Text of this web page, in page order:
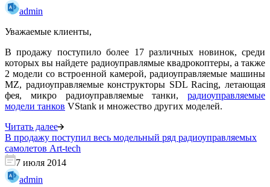
admin
Уважаемые клиенты,
В продажу поступило более 17 различных новинок, среди
которых вы найдете радиоуправлямые квадрокоптеры, а также
2 модели со встроенной камерой, радиоуправляемые машины
MZ, радиоуправляемые конструкторы SDL Racing, летающая
фея, микро радиоуправляемые танки, радиоуправляемые
модели танков VStank и множество других моделей.
Читать далее
В продажу поступил весь модельный ряд радиоуправляемых
самолетов Art-tech
7 июля 2014
admin